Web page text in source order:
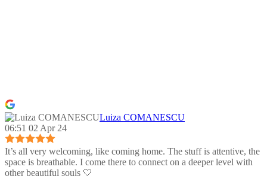
Luiza COMANESCU
06:51 02 Apr 24
It’s all very welcoming, like coming home. The stuff is attentive, the
space is breathable. I come there to connect on a deeper level with
other beautiful souls 🤍